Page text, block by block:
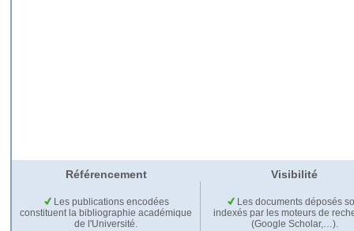
Référencement Visibilité
Les publications encodées
constituent la bibliographie académique
de l'Université.
Les documents déposés
indexés par les moteurs de
(Google Scholar,…).